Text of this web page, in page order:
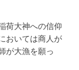
荷大神への信仰
おいては商人が
が大漁を願っ